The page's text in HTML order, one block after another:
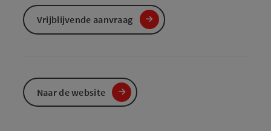
Vrijblijvende aanvraag
Naar de website